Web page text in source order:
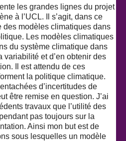
les grandes lignes du projet
à l’UCL. Il s’agit, dans ce
des modèles climatiques dans
Les modèles climatiques
du système climatique dans
variabilité et d’en obtenir des
Il est attendu de ces
la politique climatique.
d’incertitudes de
être remise en question. J’ai
travaux que l’utilité des
pas toujours sur la
Ainsi mon but est de
sous lesquelles un modèle